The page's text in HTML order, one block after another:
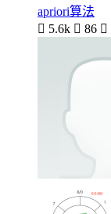
apriori算法
 5.6k  86 